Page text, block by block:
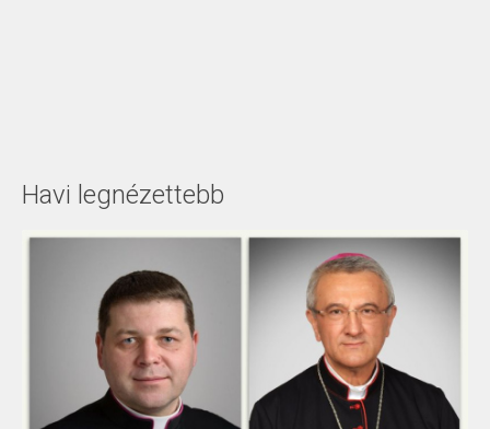
Havi legnézettebb